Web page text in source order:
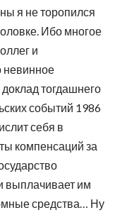
я не торопился
Ибо многое
и
невинное
тогдашнего
событий 1986
себя в
компенсаций за
выплачивает им
средства… Ну